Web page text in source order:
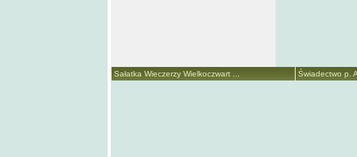
Sałatka Wieczerzy Wielkoczwart ... Świadectwo p.